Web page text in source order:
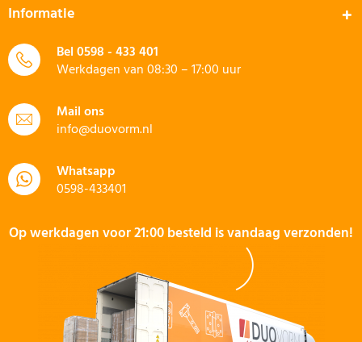
Informatie
Bel0598 - 433 401
Werkdagen van 08:30 – 17:00 uur
Mail ons
info@duovorm.nl
Whatsapp
0598-433401
Op werkdagen voor 21:00 besteld is vandaag verzonden!